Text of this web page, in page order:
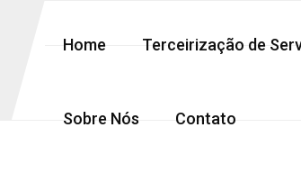
Home Terceirização de
Sobre Nós Contato